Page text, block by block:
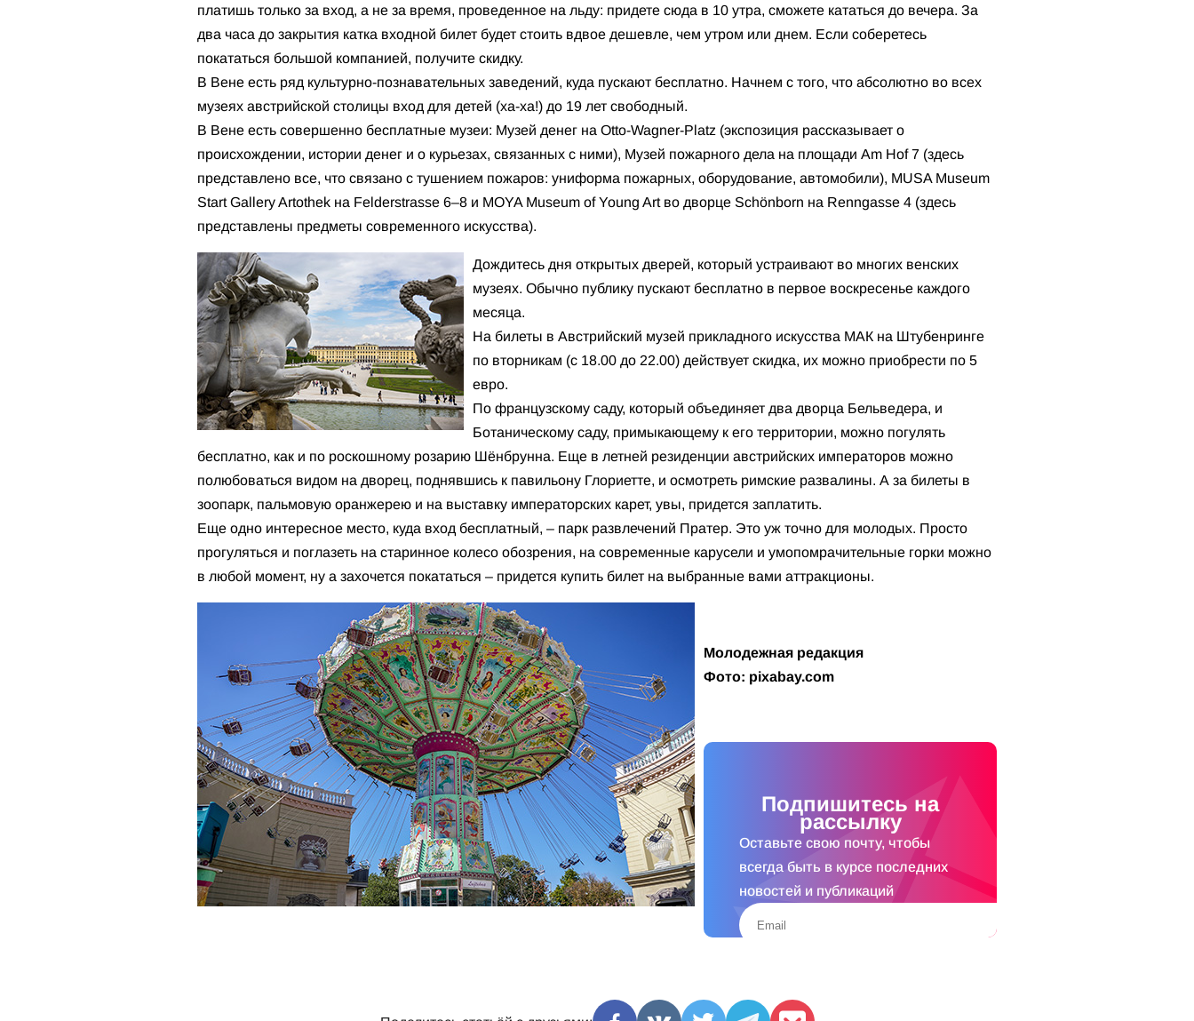
платишь только за вход, а не за время, проведенное на льду: придете сюда в 10 утра, сможете кататься до вечера. За
два часа до закрытия катка входной билет будет стоить вдвое дешевле, чем утром или днем. Если соберетесь
покататься большой компанией, получите скидку.
В Вене есть ряд культурно-познавательных заведений, куда пускают бесплатно. Начнем с того, что абсолютно во всех
музеях австрийской столицы вход для детей (ха-ха!) до 19 лет свободный.
В Вене есть совершенно бесплатные музеи: Музей денег на Otto-Wagner-Platz (экспозиция рассказывает о
происхождении, истории денег и о курьезах, связанных с ними), Музей пожарного дела на площади Am Hof 7 (здесь
представлено все, что связано с тушением пожаров: униформа пожарных, оборудование, автомобили), MUSA Museum
Start Gallery Artothek на Felderstrаsse 6–8 и MOYA Museum of Young Art во дворце Schönborn на Renngasse 4 (здесь
представлены предметы современного искусства).
Дождитесь дня открытых дверей, который устраивают во многих венских
музеях. Обычно публику пускают бесплатно в первое воскресенье каждого
месяца.
На билеты в Австрийский музей прикладного искусства МАК на Штубенринге
по вторникам (с 18.00 до 22.00) действует скидка, их можно приобрести по 5
евро.
По французскому саду, который объединяет два дворца Бельведера, и
Ботаническому саду, примыкающему к его территории, можно погулять
бесплатно, как и по роскошному розарию Шёнбрунна. Еще в летней резиденции австрийских императоров можно
полюбоваться видом на дворец, поднявшись к павильону Глориетте, и осмотреть римские развалины. А за билеты в
зоопарк, пальмовую оранжерею и на выставку императорских карет, увы, придется заплатить.
Еще одно интересное место, куда вход бесплатный, – парк развлечений Пратер. Это уж точно для молодых. Просто
прогуляться и поглазеть на старинное колесо обозрения, на современные карусели и умопомрачительные горки можно
в любой момент, ну а захочется покататься – придется купить билет на выбранные вами аттракционы.
Молодежная редакция
Фото: pixabay.com
Подпишитесь на
рассылку
Оставьте свою почту, чтобы
всегда быть в курсе последних
новостей и публикаций